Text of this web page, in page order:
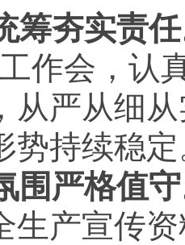
筹夯实责
作会，认
从严从细
势持续稳
围严格值
生产宣传